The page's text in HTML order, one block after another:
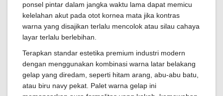
ponsel pintar dalam jangka waktu lama dapat memicu
kelelahan akut pada otot kornea mata jika kontras
warna yang disajikan terlalu mencolok atau silau cahaya
layar terlalu berlebihan.
Terapkan standar estetika premium industri modern
dengan menggunakan kombinasi warna latar belakang
gelap yang diredam, seperti hitam arang, abu-abu batu,
atau biru navy pekat. Palet warna gelap ini